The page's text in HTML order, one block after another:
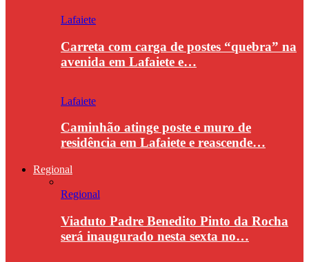
Lafaiete
Carreta com carga de postes “quebra” na
avenida em Lafaiete e…
Lafaiete
Caminhão atinge poste e muro de
residência em Lafaiete e reascende…
Regional
Regional
Viaduto Padre Benedito Pinto da Rocha
será inaugurado nesta sexta no…